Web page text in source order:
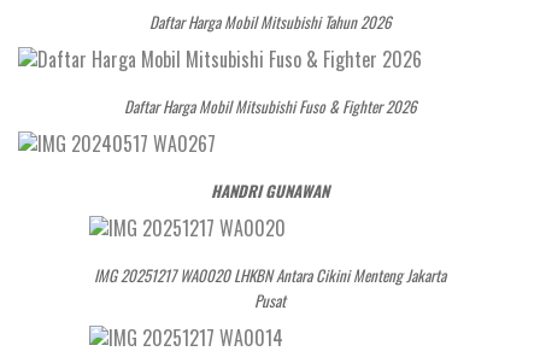
Daftar Harga Mobil Mitsubishi Tahun 2026
Daftar Harga Mobil Mitsubishi Fuso & Fighter 2026
HANDRI GUNAWAN
IMG 20251217 WA0020 LHKBN Antara Cikini Menteng Jakarta
Pusat